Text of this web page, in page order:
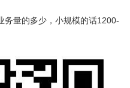
务量的多少，小规模的话1200-